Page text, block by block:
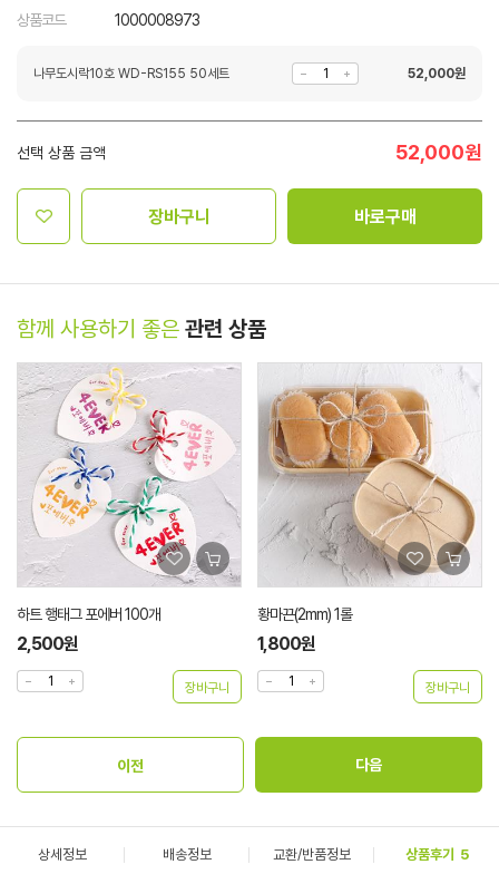
상품코드 1000008973
나무도시락10호 WD-RS155 50세트 52,000원
선택 상품 금액 52,000원
장바구니 바로구매
함께 사용하기 좋은 관련 상품
하트 행태그 포에버 100개
2,500원
황마끈(2mm) 1롤
1,800원
상세정보 배송정보 교환/반품정보 상품후기 5